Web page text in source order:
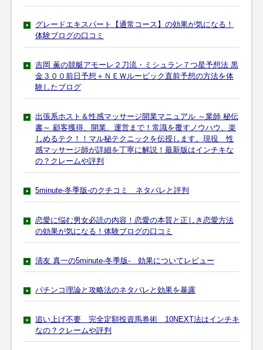
グレードエキスパート【通常コース】の効果が気になる！
体験ブログの口コミ
吉岡 薫の競艇アモーレ２刀流・ミシュラン７つ星予想法 黒
金３００前日予想＋ＮＥＷルービック直前予想の方法を体
験したブログ
出張系ホスト＆性感マッサージ開業マニュアル ～業師 秘伝
書～ 顧客獲得、開業、運営まで！常識を覆すノウハウ、楽
しめるテク！！マル秘テクニックを伝授します。現役 性
感マッサージ師が詳細を丁寧に解説！最新版はインチキな
の？クレームや評判
5minute-冬季版-のクチコミ ネタバレと評判
恋愛に悩む男女必読の内容！恋愛の本質と正しき恋愛方法
の効果が気になる！体験ブログの口コミ
清友 真一の5minute-冬季版- 効果についてレビュー
パチンコ理論と攻略法のネタバレと効果を暴露
追い上げ不要 完全定額投資馬券術 10NEXT法はインチキ
なの？クレームや評判